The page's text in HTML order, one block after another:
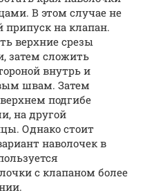
В этом случае не
припуск на клапан.
верхние срезы
затем сложить
внутрь и
швам. Затем
подгибе
на другой
Однако стоит
наволочек в
с клапаном более